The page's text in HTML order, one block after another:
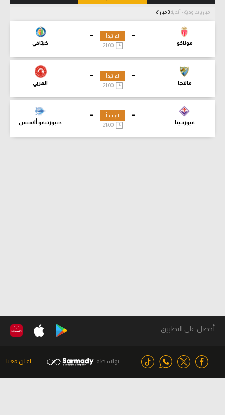
مباريات ودية - أندية
-
موناكو
-
خيتافي
لم تبدأ
21:00
-
مالاجا
-
العربي
لم تبدأ
21:00
-
فيورنتينا
-
ديبورتيفو ألافيس
لم تبدأ
21:00
أحصل على التطبيق
بواسطة اعلن معنا